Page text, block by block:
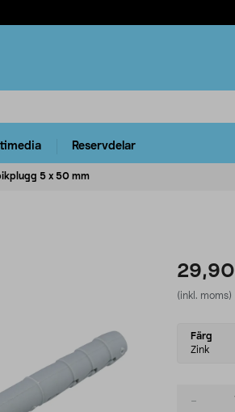
Reservdelar
5 x 50 mm
29,90
(inkl. moms)
Select
variant
Färg
Zink